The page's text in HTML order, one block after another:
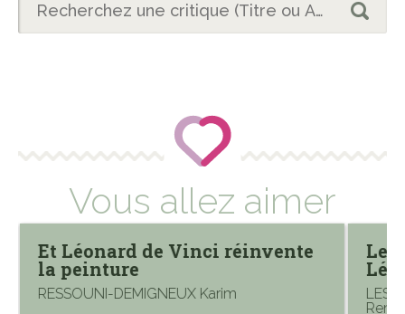
Vous allez aimer
Et Léonard de Vinci réinvente
la peinture
RESSOUNI-DEMIGNEUX Karim
Les